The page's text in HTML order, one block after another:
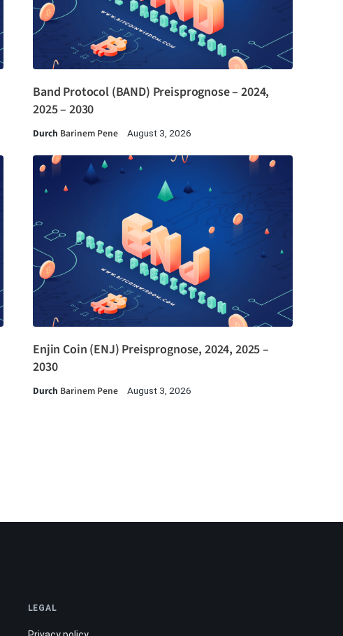
Band Protocol (BAND) Preisprognose – 2024,
2025 – 2030
Durch Barinem Pene August 3, 2026
Enjin Coin (ENJ) Preisprognose, 2024, 2025 –
2030
Durch Barinem Pene August 3, 2026
LEGAL